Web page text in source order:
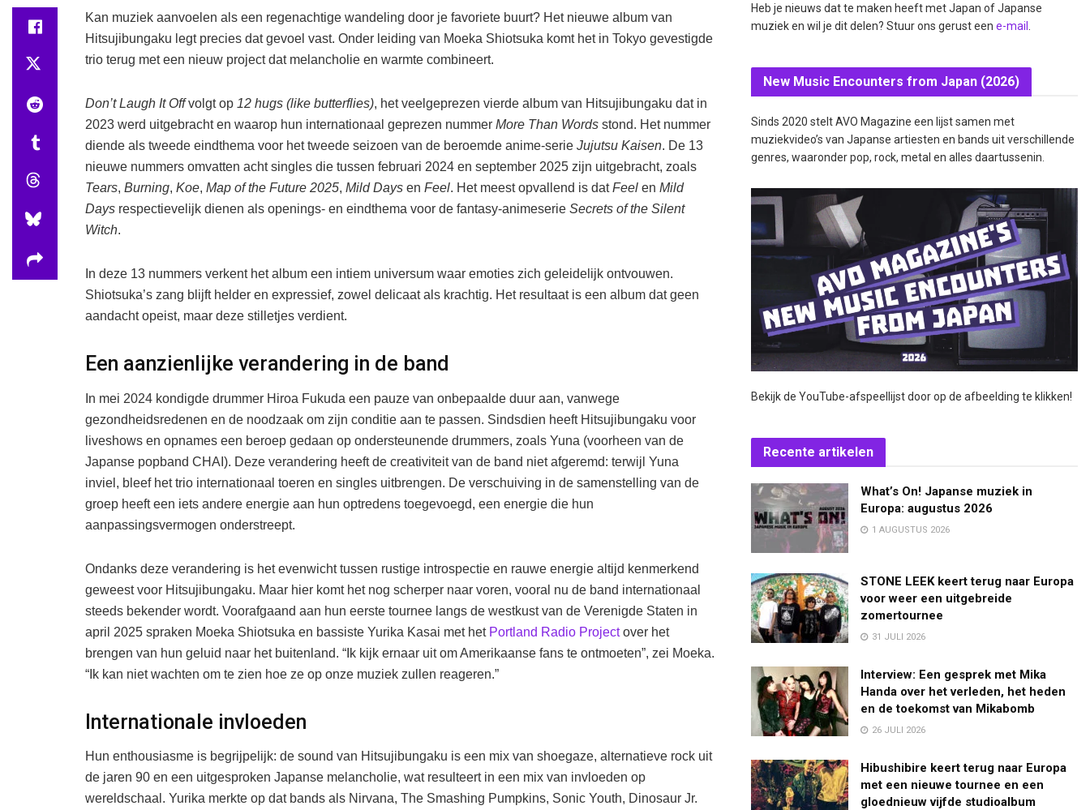
Kan muziek aanvoelen als een regenachtige wandeling door je favoriete buurt? Het nieuwe album van
Hitsujibungaku legt precies dat gevoel vast. Onder leiding van Moeka Shiotsuka komt het in Tokyo gevestigde
trio terug met een nieuw project dat melancholie en warmte combineert.
Don’t Laugh It Offvolgt op 12 hugs (like butterflies), het veelgeprezen vierde album van Hitsujibungaku dat in
2023 werd uitgebracht en waarop hun internationaal geprezen nummer More Than Words stond. Het nummer
diende als tweede eindthema voor het tweede seizoen van de beroemde anime-serie Jujutsu Kaisen. De 13
nieuwe nummers omvatten acht singles die tussen februari 2024 en september 2025 zijn uitgebracht, zoals
Tears, Burning, Koe, Map of the Future 2025, Mild Days en Feel. Het meest opvallend is datFeel en Mild
Days respectievelijk dienen als openings- en eindthema voor de fantasy-animeserie Secrets of the Silent
Witch.
In deze 13 nummers verkent het album een intiem universum waar emoties zich geleidelijk ontvouwen.
Shiotsuka’s zang blijft helder en expressief, zowel delicaat als krachtig. Het resultaat is een album dat geen
aandacht opeist, maar deze stilletjes verdient.
Een aanzienlijke verandering in de band
In mei 2024 kondigde drummer Hiroa Fukuda een pauze van onbepaalde duur aan, vanwege
gezondheidsredenen en de noodzaak om zijn conditie aan te passen. Sindsdien heeft Hitsujibungaku voor
liveshows en opnames een beroep gedaan op ondersteunende drummers, zoals Yuna (voorheen van de
Japanse popband CHAI). Deze verandering heeft de creativiteit van de band niet afgeremd: terwijl Yuna
inviel, bleef het trio internationaal toeren en singles uitbrengen. De verschuiving in de samenstelling van de
groep heeft een iets andere energie aan hun optredens toegevoegd, een energie die hun
aanpassingsvermogen onderstreept.
Ondanks deze verandering is het evenwicht tussen rustige introspectie en rauwe energie altijd kenmerkend
geweest voor Hitsujibungaku. Maar hier komt het nog scherper naar voren, vooral nu de band internationaal
steeds bekender wordt. Voorafgaand aan hun eerste tournee langs de westkust van de Verenigde Staten in
april 2025 spraken Moeka Shiotsuka en bassiste Yurika Kasai met het Portland Radio Projectover het
brengen van hun geluid naar het buitenland. “Ik kijk ernaar uit om Amerikaanse fans te ontmoeten”, zei Moeka.
“Ik kan niet wachten om te zien hoe ze op onze muziek zullen reageren.”
Internationale invloeden
Hun enthousiasme is begrijpelijk: de sound van Hitsujibungaku is een mix van shoegaze, alternatieve rock uit
de jaren 90 en een uitgesproken Japanse melancholie, wat resulteert in een mix van invloeden op
wereldschaal. Yurika merkte op dat bands als Nirvana, The Smashing Pumpkins, Sonic Youth, Dinosaur Jr.
Heb je nieuws dat te maken heeft met Japan of Japanse
muziek en wil je dit delen? Stuur ons gerust een e-mail
New Music Encounters from Japan (2026)
Sinds 2020 stelt AVO Magazine een lijst samen met
muziekvideo’s van Japanse artiesten en bands uit verschillende
genres, waaronder pop, rock, metal en alles daartussenin.
Bekijk de YouTube-afspeellijst door op de afbeelding te klikken!
Recente artikelen
What’s On! Japanse muziek in
Europa: augustus 2026
1 AUGUSTUS 2026
STONE LEEK keert terug naar Europa
voor weer een uitgebreide
zomertournee
31 JULI 2026
Interview: Een gesprek met Mika
Handa over het verleden, het heden
en de toekomst van Mikabomb
26 JULI 2026
Hibushibire keert terug naar Europa
met een nieuwe tournee en een
gloednieuw vijfde studioalbum